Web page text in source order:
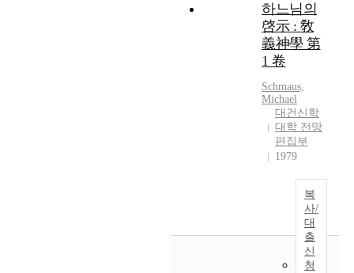
하느님의
啓示 : 敎
義神學 第
1 卷
Schmaus,
Michael
대건신학
대학 전망
편집부
1979
복
사/
대
출
신
청